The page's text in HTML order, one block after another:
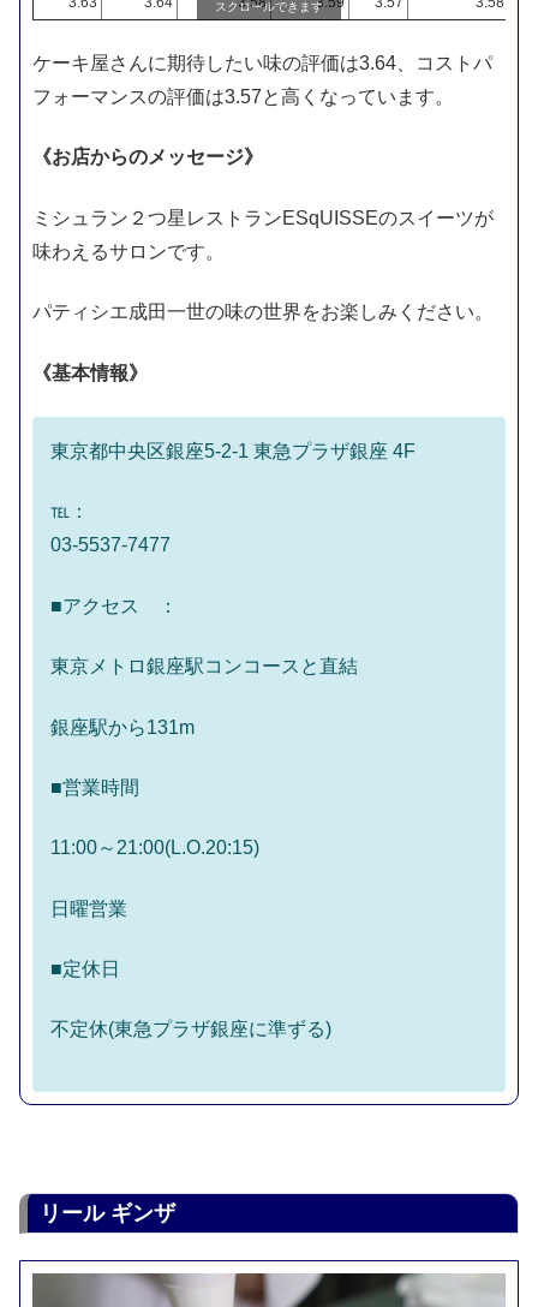
スクロールできます
ケーキ屋さんに期待したい味の評価は3.64、コストパ
フォーマンスの評価は3.57と高くなっています。
《お店からのメッセージ》
ミシュラン２つ星レストランESqUISSEのスイーツが
味わえるサロンです。
パティシエ成田一世の味の世界をお楽しみください。
《基本情報》
東京都中央区銀座5-2-1 東急プラザ銀座 4F
℡：
03-5537-7477
■アクセス ：
東京メトロ銀座駅コンコースと直結
銀座駅から131m
■営業時間
11:00～21:00(L.O.20:15)
日曜営業
■定休日
不定休(東急プラザ銀座に準ずる)
リール ギンザ